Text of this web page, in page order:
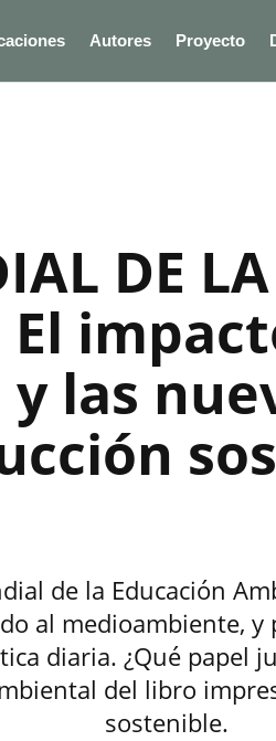
Autores Proyecto
DE
El
las
de la Educación
al medioambiente,
diaria. ¿Qué papel
del libro
sostenible.